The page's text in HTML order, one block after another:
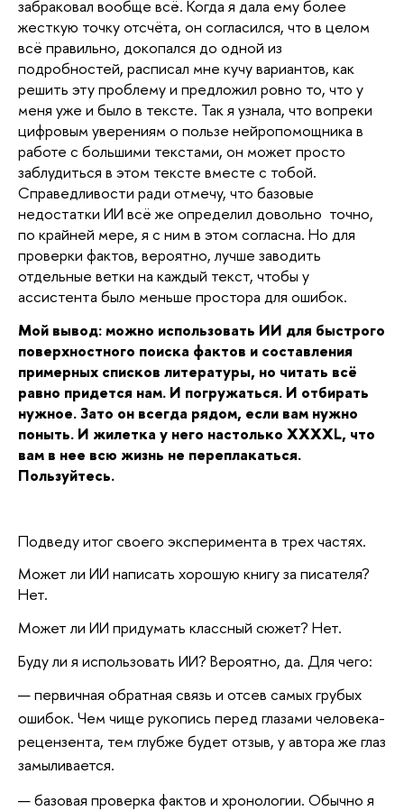
забраковал вообще всё. Когда я дала ему более
жесткую точку отсчёта, он согласился, что в целом
всё правильно, докопался до одной из
подробностей, расписал мне кучу вариантов, как
решить эту проблему и предложил ровно то, что у
меня уже и было в тексте. Так я узнала, что вопреки
цифровым уверениям о пользе нейропомощника в
работе с большими текстами, он может просто
заблудиться в этом тексте вместе с тобой.
Справедливости ради отмечу, что базовые
недостатки ИИ всё же определил довольно  точно,
по крайней мере, я с ним в этом согласна. Но для
проверки фактов, вероятно, лучше заводить
отдельные ветки на каждый текст, чтобы у
ассистента было меньше простора для ошибок.
Мой вывод: можно использовать ИИ для быстрого
поверхностного поиска фактов и составления
примерных списков литературы, но читать всё
равно придется нам. И погружаться. И отбирать
нужное.Зато он всегда рядом, если вам нужно
поныть. И жилетка у него настолько XXXXL, что
вам в нее всю жизнь не переплакаться.
Пользуйтесь.
Подведу итог своего эксперимента в трех частях.
Может ли ИИ написать хорошую книгу за писателя?
Нет.
Может ли ИИ придумать классный сюжет? Нет.
Буду ли я использовать ИИ? Вероятно, да. Для чего:
первичная обратная связь и отсев самых грубых
ошибок. Чем чище рукопись перед глазами человека-
рецензента, тем глубже будет отзыв, у автора же глаз
замыливается.
базовая проверка фактов и хронологии. Обычно я